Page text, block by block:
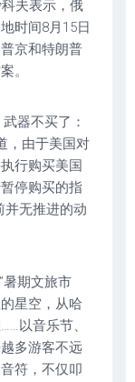
夫表示，俄
时间8月15日
京和特朗普
。
器不买了：
，由于美国对
行购买美国
停购买的指
并无推进的动
暑期文旅市
星空，从哈
以音乐节、
多游客不远
符，不仅叩